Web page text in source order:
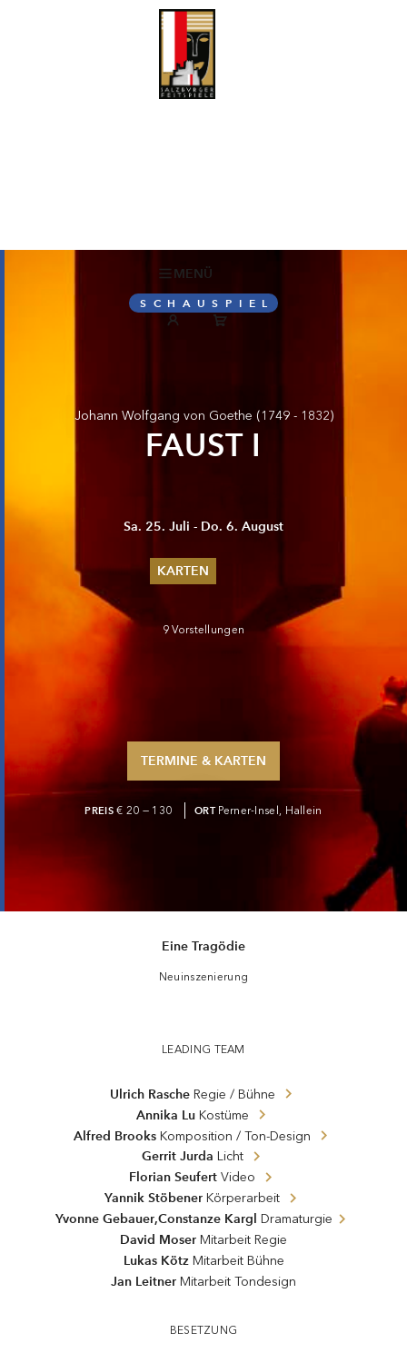
MENÜ
KARTEN
Sommer 2026
Pfingsten 2026
SCHAUSPIEL
Johann Wolfgang von Goethe (1749 - 1832)
FAUST I
Sa. 25. Juli - Do. 6. August
9 Vorstellungen
TERMINE & KARTEN
PREIS€ 20 — 130 ORT Perner-Insel, Hallein
Eine Tragödie
Neuinszenierung
Faust I
LEADING TEAM
Ulrich Rasche Regie / Bühne
Annika Lu Kostüme
Alfred Brooks Komposition / Ton-Design
Gerrit Jurda Licht
Florian Seufert Video
Yannik Stöbener Körperarbeit
Yvonne Gebauer,Constanze Kargl Dramaturgie
David Moser Mitarbeit Regie
Lukas Kötz Mitarbeit Bühne
Jan Leitner Mitarbeit Tondesign
BESETZUNG